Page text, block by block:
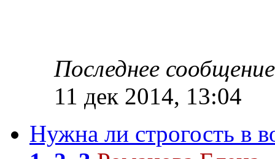
Последнее
11 дек 2014, 13:04
Нужна ли строгость в